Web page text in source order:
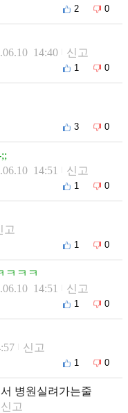
2 0
14:40 신고
1 0
3 0
14:51 신고
1 0
고
1 0
ㅋㅋㅋ
14:51 신고
1 0
신고
1 0
병원실려가는줄
신고